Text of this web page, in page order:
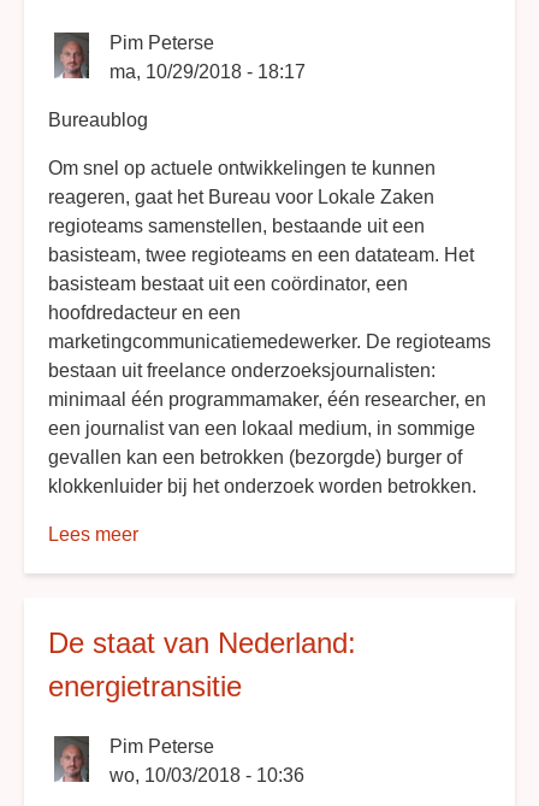
Pim Peterse
ma, 10/29/2018 - 18:17
Bureaublog
Om snel op actuele ontwikkelingen te kunnen
reageren, gaat het Bureau voor Lokale Zaken
regioteams samenstellen, bestaande uit een
basisteam, twee regioteams en een datateam. Het
basisteam bestaat uit een coördinator, een
hoofdredacteur en een
marketingcommunicatiemedewerker. De regioteams
bestaan uit freelance onderzoeksjournalisten:
minimaal één programmamaker, één researcher, en
een journalist van een lokaal medium, in sommige
gevallen kan een betrokken (bezorgde) burger of
klokkenluider bij het onderzoek worden betrokken.
Lees meer
De staat van Nederland:
energietransitie
Pim Peterse
wo, 10/03/2018 - 10:36